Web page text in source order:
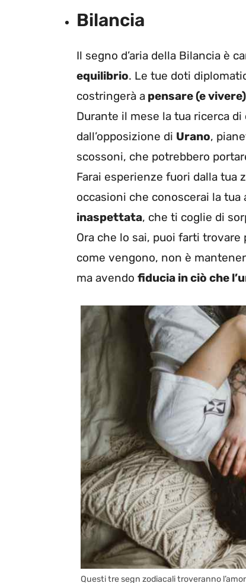
Bilancia
Il segno d’aria della Bilancia è
equilibrio. Le tue doti
costringerà a pensare (e
Durante il mese la tua ricerca
dall’opposizione di Urano,
scossoni, che potrebbero
Farai esperienze fuori dalla tua
occasioni che conoscerai la
inaspettata, che ti coglie di
Ora che lo sai, puoi farti trovare
come vengono, non è
ma avendo fiducia in ciò che
Questi tre segn zodiacali troveranno